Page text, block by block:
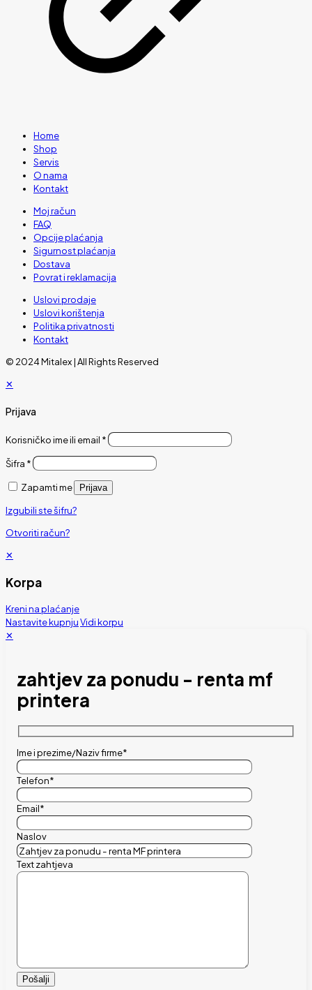
Home
Shop
Servis
O nama
Kontakt
Moj račun
FAQ
Opcije plaćanja
Sigurnost plaćanja
Dostava
Povrat i reklamacija
Uslovi prodaje
Uslovi korištenja
Politika privatnosti
Kontakt
© 2024 Mitalex | All Rights Reserved
✕
Prijava
Korisničko ime ili email *
Šifra *
Zapamti me Prijava
Izgubili ste šifru?
Otvoriti račun?
✕
Korpa
Kreni na plaćanje
Nastavite kupnjuVidi korpu
✕
zahtjev za ponudu - renta mf
printera
Ime i prezime/Naziv firme*
Telefon*
Email*
Naslov
Text zahtjeva